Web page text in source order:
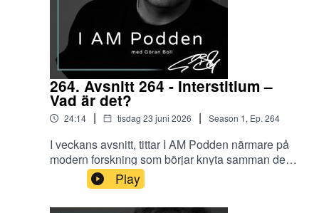
264. Avsnitt 264 - Interstitium –
Vad är det?
24:14 | tisdag 23 juni 2026 | Season 1, Ep. 264
I veckans avsnitt, tittar I AM Podden närmare på
modern forskning som börjar knyta samman det
anatomiska, det som händer i kroppen, med det
mångtusenårigt österländska – som yoga,
meditation och TCM förmedlat.
Play